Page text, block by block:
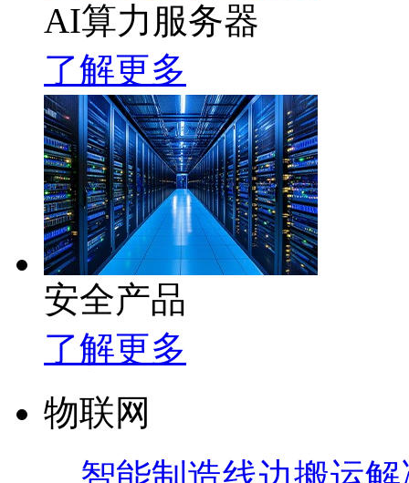
AI算力服务器
了解更多
安全产品
了解更多
物联网